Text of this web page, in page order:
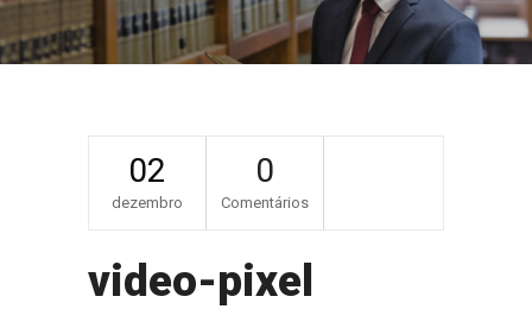
02
dezembro
0
Comentários
video-pixel